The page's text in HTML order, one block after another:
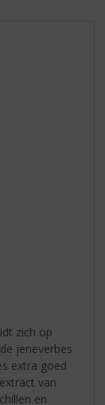
zich op
jeneverbes
extra goed
van
en